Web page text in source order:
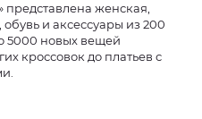
женская,
и аксессуары из 200
5000 новых вещей
кроссовок до платьев с